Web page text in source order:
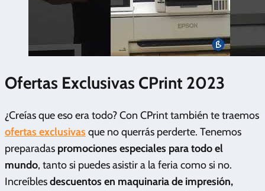
Ofertas Exclusivas CPrint 2023
¿Creías que eso era todo? Con CPrint también te traemos
ofertas exclusivas que no querrás perderte. Tenemos
preparadas promociones especiales para todo el
mundo, tanto si puedes asistir a la feria como si no.
Increíblesdescuentos en maquinaria de impresión,